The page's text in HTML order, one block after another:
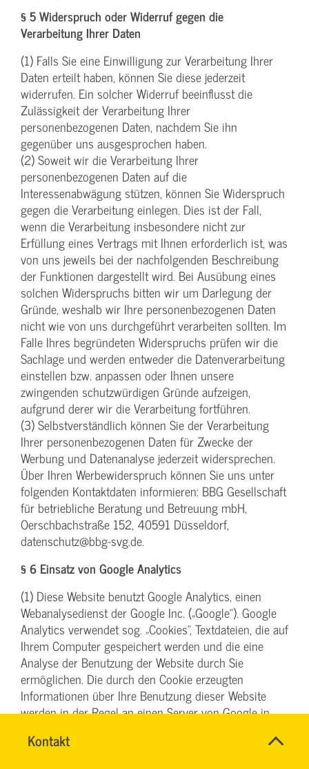
Kontakt
SYBILLE
Name*
§ 5 Widerspruch oder Widerruf gegen die
Verarbeitung Ihrer Daten
(1) Falls Sie eine Einwilligung zur Verarbeitung Ihrer
Daten erteilt haben, können Sie diese jederzeit
widerrufen. Ein solcher Widerruf beeinflusst die
Zulässigkeit der Verarbeitung Ihrer
personenbezogenen Daten, nachdem Sie ihn
gegenüber uns ausgesprochen haben.
(2) Soweit wir die Verarbeitung Ihrer
personenbezogenen Daten auf die
Interessenabwägung stützen, können Sie Widerspruch
gegen die Verarbeitung einlegen. Dies ist der Fall,
wenn die Verarbeitung insbesondere nicht zur
Erfüllung eines Vertrags mit Ihnen erforderlich ist, was
von uns jeweils bei der nachfolgenden Beschreibung
der Funktionen dargestellt wird. Bei Ausübung eines
solchen Widerspruchs bitten wir um Darlegung der
Gründe, weshalb wir Ihre personenbezogenen Daten
nicht wie von uns durchgeführt verarbeiten sollten. Im
Falle Ihres begründeten Widerspruchs prüfen wir die
Sachlage und werden entweder die Datenverarbeitung
einstellen bzw. anpassen oder Ihnen unsere
zwingenden schutzwürdigen Gründe aufzeigen,
aufgrund derer wir die Verarbeitung fortführen.
(3) Selbstverständlich können Sie der Verarbeitung
Ihrer personenbezogenen Daten für Zwecke der
Werbung und Datenanalyse jederzeit widersprechen.
Über Ihren Werbewiderspruch können Sie uns unter
folgenden Kontaktdaten informieren: BBG Gesellschaft
für betriebliche Beratung und Betreuung mbH,
Oerschbachstraße 152, 40591 Düsseldorf,
datenschutz@bbg-svg.de.
§ 6 Einsatz von Google Analytics
(1) Diese Website benutzt Google Analytics, einen
Webanalysedienst der Google Inc. („Google“). Google
Analytics verwendet sog. „Cookies“, Textdateien, die auf
Ihrem Computer gespeichert werden und die eine
Analyse der Benutzung der Website durch Sie
ermöglichen. Die durch den Cookie erzeugten
Informationen über Ihre Benutzung dieser Website
werden in der Regel an einen Server von Google in
Aktivierung der IP-Anonymisierung (vergl. hierzu unten